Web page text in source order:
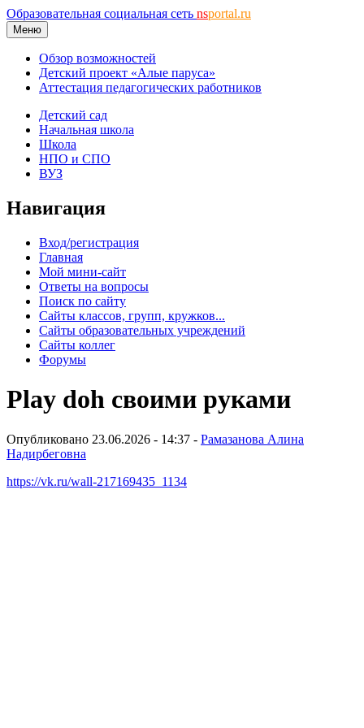
Образовательная социальная сеть nsportal.ru
Меню
Обзор возможностей
Детский проект «Алые паруса»
Аттестация педагогических работников
Детский сад
Начальная школа
Школа
НПО и СПО
ВУЗ
Навигация
Вход/регистрация
Главная
Мой мини-сайт
Ответы на вопросы
Поиск по сайту
Сайты классов, групп, кружков...
Сайты образовательных учреждений
Сайты коллег
Форумы
Play doh своими руками
Опубликовано 23.06.2026 - 14:37 - Рамазанова Алина
Надирбеговна
https://vk.ru/wall-217169435_1134